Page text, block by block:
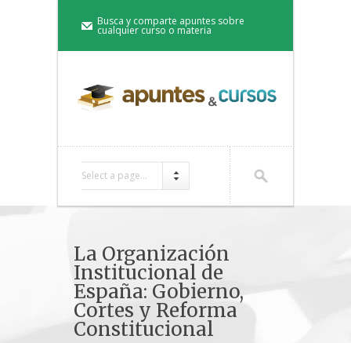
Busca y comparte apuntes sobre
cualquier curso o materia
Select a page...
La Organización
Institucional de
España: Gobierno,
Cortes y Reforma
Constitucional